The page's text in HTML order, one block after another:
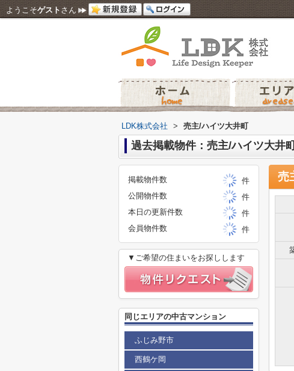
ようこそゲスト さん
LDK株式会社 > 売主/ハイツ大井町
過去掲載物件：売主/ハイツ大井町
売
掲載物件数
件
公開物件数
件
本日の更新件数
件
会員物件数
件
▼ご希望の住まいをお探しします
同じエリアの中古マンション
ふじみ野市
西鶴ケ岡